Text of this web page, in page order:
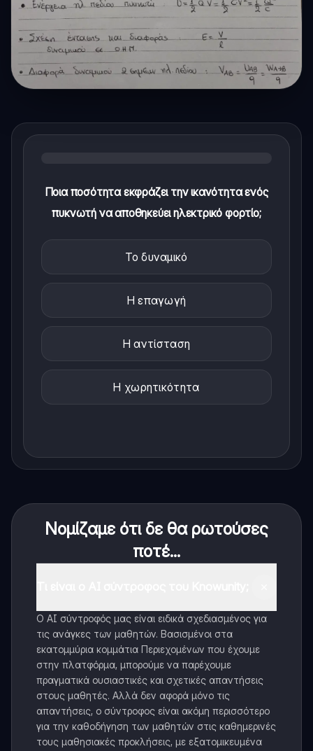
Ποια ποσότητα εκφράζει την ικανότητα ενός
πυκνωτή να αποθηκεύει ηλεκτρικό φορτίο;
Το δυναμικό
Η επαγωγή
Η αντίσταση
Η χωρητικότητα
Νομίζαμε ότι δε θα ρωτούσες
ποτέ...
Ο AI σύντροφός μας είναι ειδικά σχεδιασμένος για
τις ανάγκες των μαθητών. Βασισμένοι στα
εκατομμύρια κομμάτια Περιεχομένων που έχουμε
στην πλατφόρμα, μπορούμε να παρέχουμε
πραγματικά ουσιαστικές και σχετικές απαντήσεις
στους μαθητές. Αλλά δεν αφορά μόνο τις
απαντήσεις, ο σύντροφος είναι ακόμη περισσότερο
για την καθοδήγηση των μαθητών στις καθημερινές
τους μαθησιακές προκλήσεις, με εξατομικευμένα